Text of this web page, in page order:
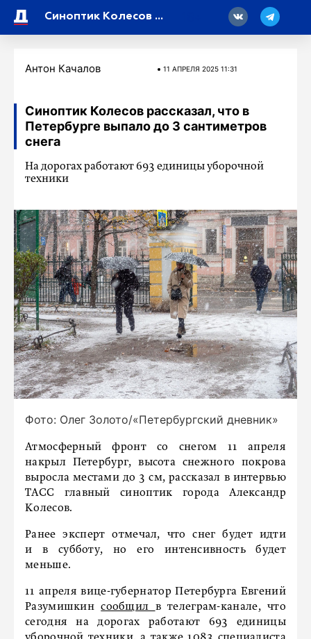
Синоптик Колесов рассказал, что в Петербурге выпало до 3 сантиметров снега
Антон Качалов 11 АПРЕЛЯ 2025 11:31
Синоптик Колесов рассказал, что в
Петербурге выпало до 3 сантиметров
снега
На дорогах работают 693 единицы уборочной
техники
Фото: Олег Золото/«Петербургский дневник»
Атмосферный фронт со снегом 11 апреля
накрыл Петербург, высота снежного покрова
выросла местами до 3 см, рассказал в интервью
ТАСС главный синоптик города Александр
Колесов.
Ранее эксперт отмечал, что снег будет идти
и в субботу, но его интенсивность будет
меньше.
11 апреля вице-губернатор Петербурга Евгений
Разумишкинсообщил в телеграм-канале, что
сегодня на дорогах работают 693 единицы